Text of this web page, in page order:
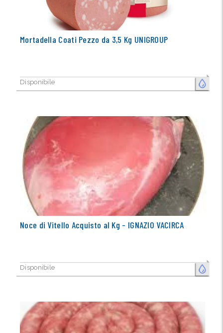
FRESCO
Mortadella Coati Pezzo da 3,5 Kg UNIGROUP
Disponibile
FRESCO
Noce di Vitello Acquisto al Kg - IGNAZIO VACIRCA
Disponibile